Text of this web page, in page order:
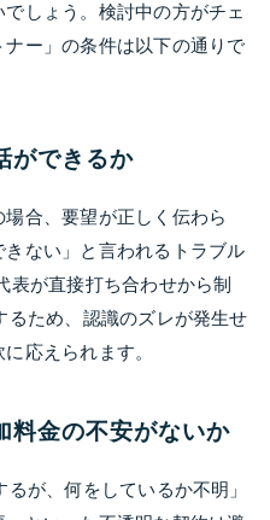
しょう。検討中の方がチェ
ー」の条件は以下の通りで
ができるか
合、要望が正しく伝わら
ない」と言われるトラブル
表が直接打ち合わせから制
ため、認識のズレが発生せ
応えられます。
料金の不安がないか
が、何をしているか不明」